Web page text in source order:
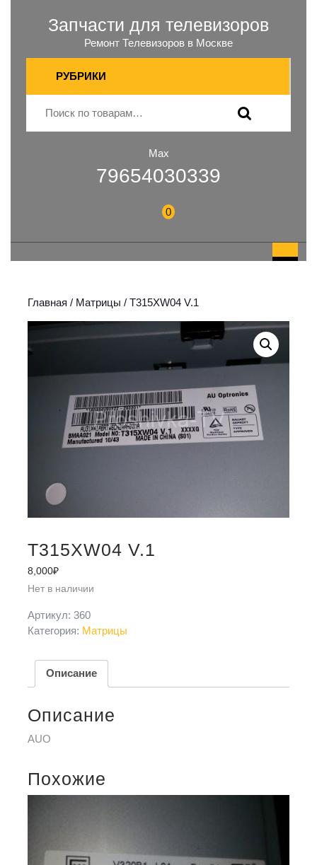
Запчасти для телевизоров
Ремонт Телевизоров в Москве
РУБРИКИ
Max
79654030339
0
Главная / Матрицы / T315XW04 V.1
T315XW04 V.1
8,000₽
Нет в наличии
Артикул: 360
Категория: Матрицы
Описание
Описание
AUO
Похожие